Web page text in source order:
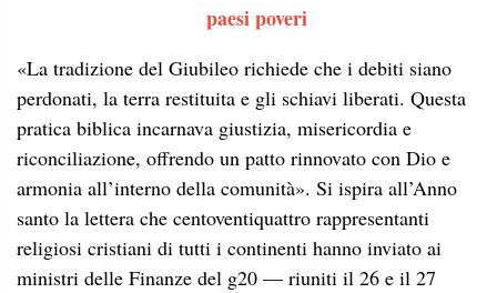
paesi poveri
«La tradizione del Giubileo richiede che i debiti siano
perdonati, la terra restituita e gli schiavi liberati. Questa
pratica biblica incarnava giustizia, misericordia e
riconciliazione, offrendo un patto rinnovato con Dio e
armonia all’interno della comunità». Si ispira all’Anno
santo la lettera che centoventiquattro rappresentanti
religiosi cristiani di tutti i continenti hanno inviato ai
ministri delle Finanze del g20 — riuniti il 26 e il 27